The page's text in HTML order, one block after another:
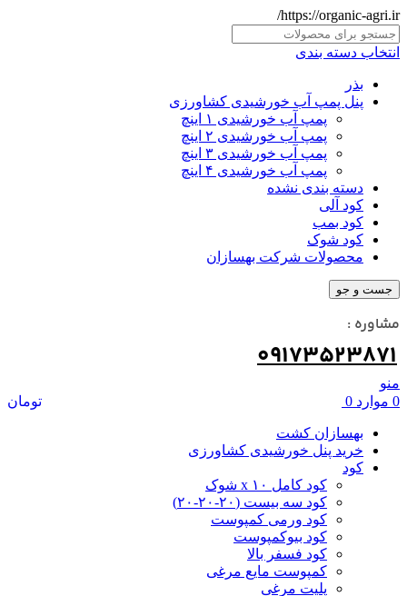
https://organic-agri.ir/
انتخاب دسته بندی
بذر
پنل پمپ آب خورشیدی کشاورزی
پمپ آب خورشیدی ۱ اینچ
پمپ آب خورشیدی ۲ اینچ
پمپ آب خورشیدی ۳ اینچ
پمپ آب خورشیدی ۴ اینچ
دسته بندی نشده
کود آلی
کود بمب
کود شوک
محصولات شرکت بهسازان
جست و جو
مشاوره :
09173523871
منو
0 موارد 0 تومان
بهسازان کشت
خرید پنل خورشیدی کشاورزی
کود
کود کامل ۱۰ x شوک
کود سه بیست (۲۰-۲۰-۲۰)
کود ورمی کمپوست
کود بیوکمپوست
کود فسفر بالا
کمپوست مایع مرغی
پلیت مرغی